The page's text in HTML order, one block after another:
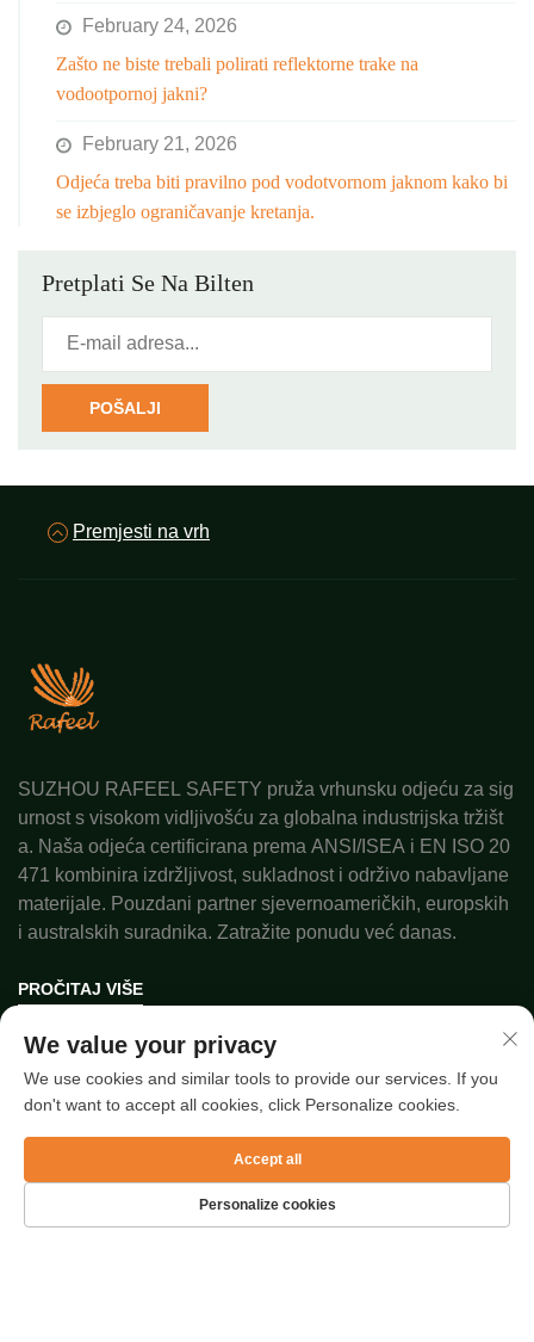
February 24, 2026
Zašto ne biste trebali polirati reflektorne trake na
vodootpornoj jakni?
February 21, 2026
Odjeća treba biti pravilno pod vodotvornom jaknom kako bi
se izbjeglo ograničavanje kretanja.
Pretplati Se Na Bilten
POŠALJI
Premjesti na vrh
SUZHOU RAFEEL SAFETY pruža vrhunsku odjeću za sig
urnost s visokom vidljivošću za globalna industrijska tržišt
a. Naša odjeća certificirana prema ANSI/ISEA i EN ISO 20
471 kombinira izdržljivost, sukladnost i održivo nabavljane
materijale. Pouzdani partner sjevernoameričkih, europskih
i australskih suradnika. Zatražite ponudu već danas.
PROČITAJ VIŠE
Autorska prava © 2025. SUZHOU RAFEEL SAFETY CO., LTD.
Politika privatnosti
We value your privacy
We use cookies and similar tools to provide our services. If you
don't want to accept all cookies, click Personalize cookies.
Personalize cookies
Accept all